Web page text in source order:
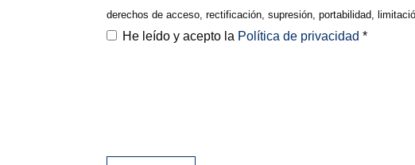
derechos de acceso, rectificación, supresión, portabilidad,
He leído y acepto la Política de privacidad*